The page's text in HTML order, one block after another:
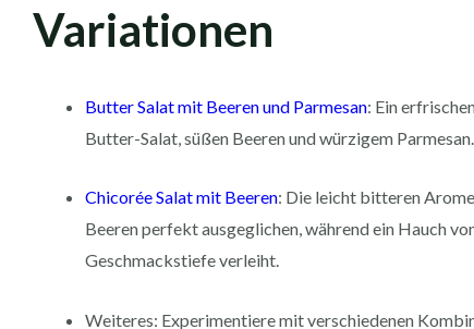
Variationen
Butter Salat mit Beeren und Parmesan: Ein
Butter-Salat, süßen Beeren und würzigem
Chicorée Salat mit Beeren: Die leicht bitteren
Beeren perfekt ausgeglichen, während ein Hauch
Geschmackstiefe verleiht.
Weiteres: Experimentiere mit verschiedenen